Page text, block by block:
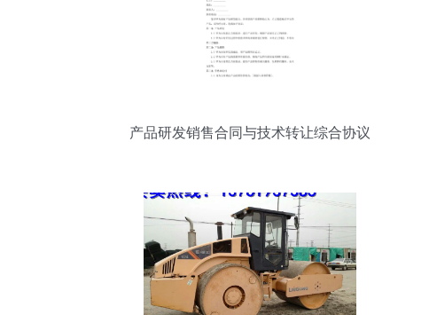
产品研发销售合同与技术转让综合协议